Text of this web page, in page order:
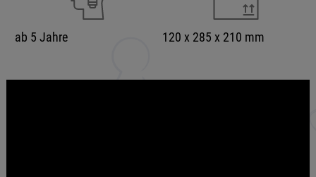
ab 5 Jahre 120 x 285 x 210 mm